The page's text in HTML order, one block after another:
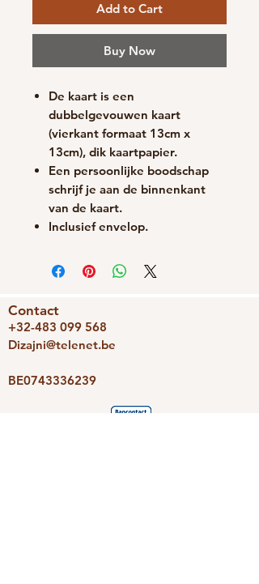
Add to Cart
Buy Now
De kaart is een
dubbelgevouwen kaart
(vierkant formaat 13cm x
13cm), dik kaartpapier.
Een persoonlijke boodschap
schrijf je aan de binnenkant
van de kaart.
Inclusief envelop.
Contact
+32-483 099 568
Dizajni@telenet.be
BE0743336239